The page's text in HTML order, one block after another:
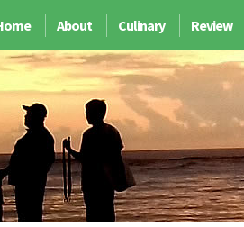
About Culinary Review